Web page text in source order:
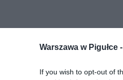
Warszawa w Pigułce -
If you wish to opt-out of